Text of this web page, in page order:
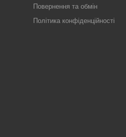
Повернення та обмін
Політика конфіденційності